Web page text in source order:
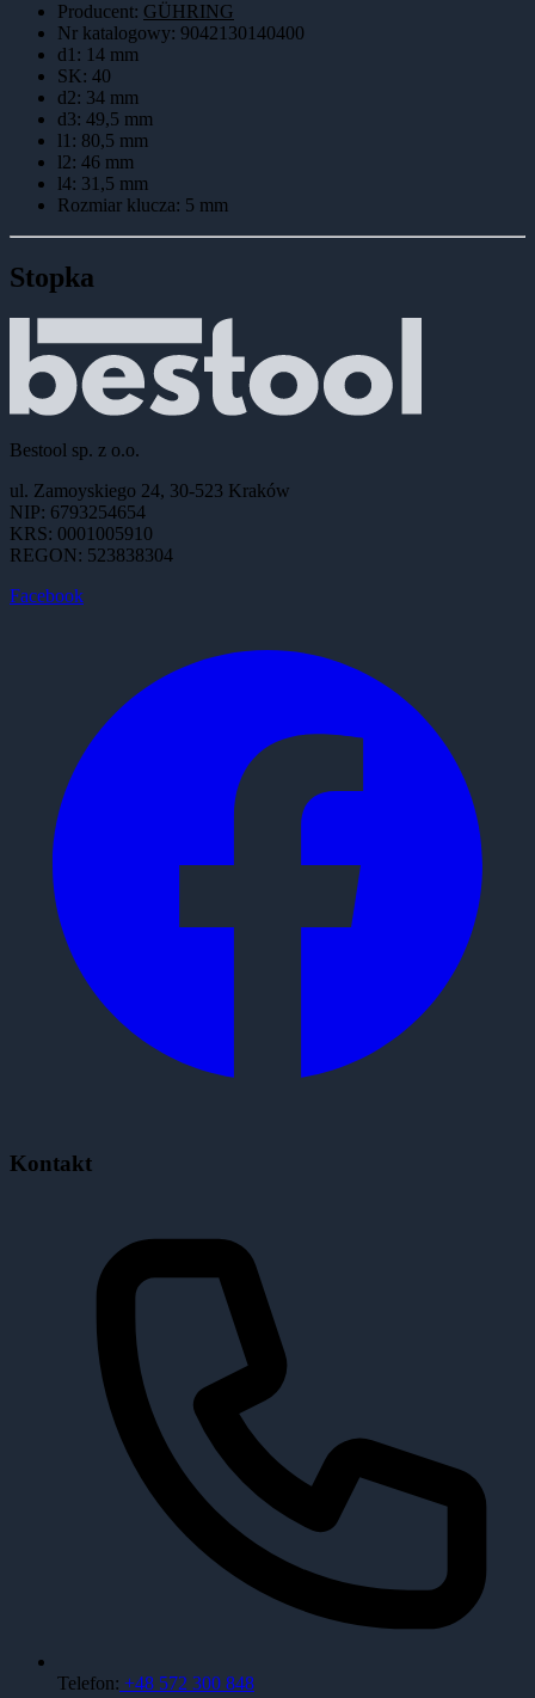
Producent: GÜHRING
Nr katalogowy: 9042130140400
d1 : 14 mm
SK: 40
d2: 34 mm
d3: 49,5 mm
l1 : 80,5 mm
l2: 46 mm
l4: 31,5 mm
Rozmiar klucza: 5 mm
Stopka
Bestool sp. z o.o.
ul. Zamoyskiego 24, 30-523 Kraków
NIP: 6793254654
KRS: 0001005910
REGON: 523838304
Facebook
Kontakt
Telefon: +48 572 300 848